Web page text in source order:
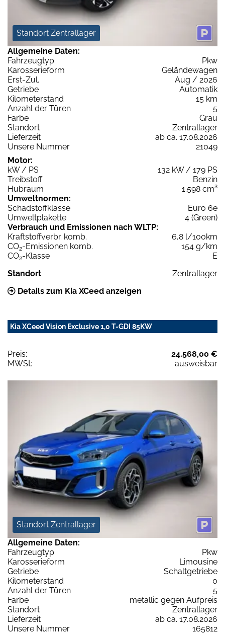
Standort Zentrallager
Allgemeine Daten:
Fahrzeugtyp
Pkw
Karosserieform
Geländewagen
Erst-Zul.
Aug / 2026
Getriebe
Automatik
Kilometerstand
15 km
Anzahl der Türen
5
Farbe
Grau
Standort
Zentrallager
Lieferzeit
ab ca. 17.08.2026
Unsere Nummer
21049
Motor:
kW / PS
132 kW / 179 PS
Treibstoff
Benzin
Hubraum
1.598 cm³
Umweltnormen:
Schadstoffklasse
Euro 6e
Umweltplakette
4 (Green)
Verbrauch und Emissionen nach WLTP:
Kraftstoffverbr. komb.
6,8 l/100km
CO2-Emissionen komb.
154 g/km
CO2-Klasse
E
Standort
Zentrallager
Details zum Kia XCeed anzeigen
Kia XCeed Vision Exclusive 1,0 T-GDI 85KW
Preis:
24.568,00 €
MWSt:
ausweisbar
Standort Zentrallager
Allgemeine Daten:
Fahrzeugtyp
Pkw
Karosserieform
Limousine
Getriebe
Schaltgetriebe
Kilometerstand
0
Anzahl der Türen
5
Farbe
metallic gegen Aufpreis
Standort
Zentrallager
Lieferzeit
ab ca. 17.08.2026
Unsere Nummer
165812